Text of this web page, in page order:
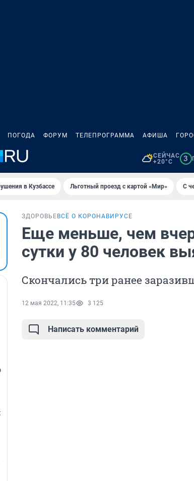
ПОГОДА ФОРУМ ТЕЛЕПРОГРАММА АФИША
СЕЙЧАС
+20°C
3
в Кузбассе Льготный проезд с картой «Мир» С
ЗДОРОВЬЕ ВСЁ О КОРОНАВИРУСЕ
Еще меньше, чем
сутки у 80 человек
Скончались три ранее
12 мая 2022, 11:35 3 125
Написать комментарий